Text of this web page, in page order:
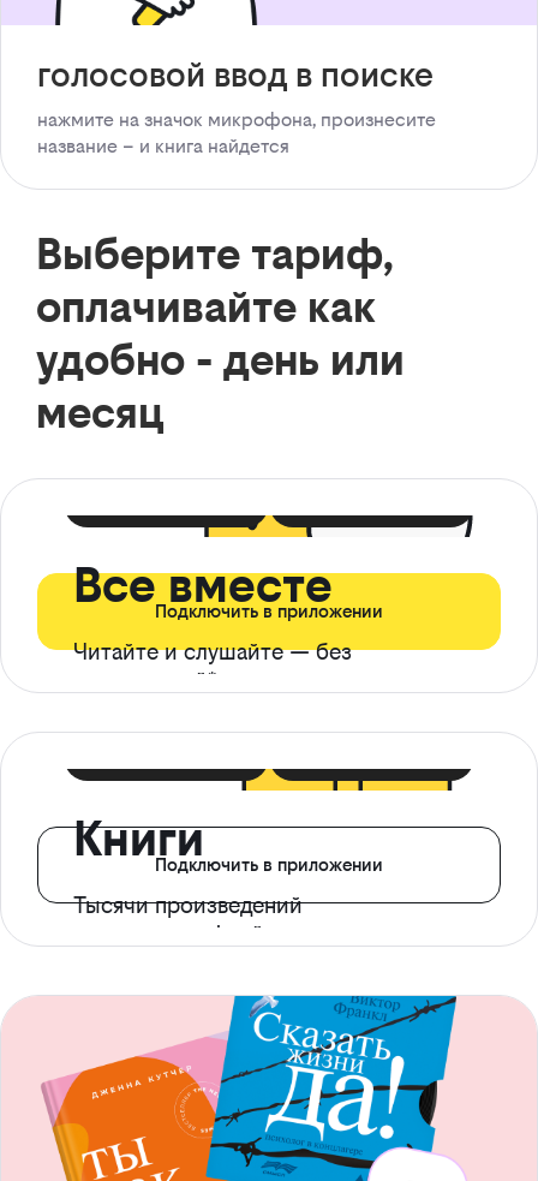
голосовой ввод в поиске
нажмите на значок микрофона, произнесите
название – и книга найдется
Выберите тариф,
оплачивайте как
удобно - день или
месяц
Все вместе
Читайте и слушайте — без
ограничений*
Подключить в приложении
Книги
Тысячи произведений
с доступом офлайн
Подключить в приложении